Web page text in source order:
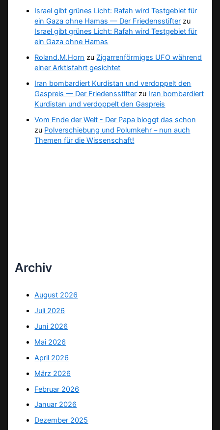
Israel gibt grünes Licht: Rafah wird Testgebiet für
ein Gaza ohne Hamas — Der Friedensstifter zu
Israel gibt grünes Licht: Rafah wird Testgebiet für
ein Gaza ohne Hamas
Roland.M.Horn zu Zigarrenförmiges UFO während
einer Arktisfahrt gesichtet
Iran bombardiert Kurdistan und verdoppelt den
Gaspreis — Der Friedensstifter zu Iran bombardiert
Kurdistan und verdoppelt den Gaspreis
Vom Ende der Welt - Der Papa bloggt das schon
zu Polverschiebung und Polumkehr – nun auch
Themen für die Wissenschaft!
Archiv
August 2026
Juli 2026
Juni 2026
Mai 2026
April 2026
März 2026
Februar 2026
Januar 2026
Dezember 2025